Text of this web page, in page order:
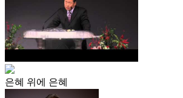
은혜 위에 은혜